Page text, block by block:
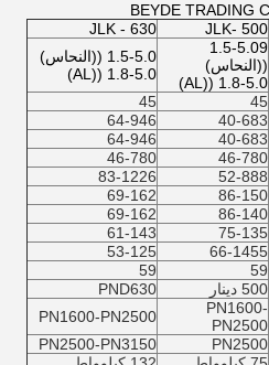
JLK- 500
JLK - 630
1.5-5.09
((النحاس)
1.8-5.0 ((AL)
1.5-5.0 ((النحاس)
1.8-5.0 ((AL)
45
45
40-683
64-946
40-683
64-946
46-780
46-780
52-888
83-1226
86-150
69-162
86-140
69-162
75-135
61-143
66-1455
53-125
59
59
500 دينار
PND630
PN1600-
PN2500
PN1600-PN2500
PN2500
PN2500-PN3150